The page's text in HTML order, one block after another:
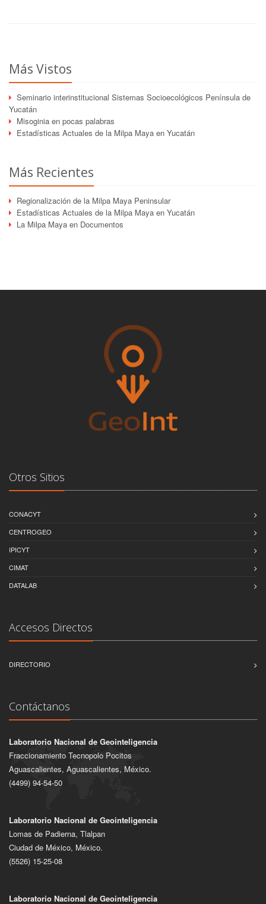
Más Vistos
Seminario interinstitucional Sistemas Socioecológicos Península de
Yucatán
Misoginia en pocas palabras
Estadísticas Actuales de la Milpa Maya en Yucatán
Más Recientes
Regionalización de la Milpa Maya Peninsular
Estadísticas Actuales de la Milpa Maya en Yucatán
La Milpa Maya en Documentos
Otros Sitios
CONACYT
CENTROGEO
IPICYT
CIMAT
DATALAB
Accesos Directos
DIRECTORIO
Contáctanos
Laboratorio Nacional de Geointeligencia
Fraccionamiento Tecnopolo Pocitos
Aguascalientes, Aguascalientes, México.
(4499) 94-54-50
Laboratorio Nacional de Geointeligencia
Lomas de Padierna, Tlalpan
Ciudad de México, México.
(5526) 15-25-08
Laboratorio Nacional de Geointeligencia